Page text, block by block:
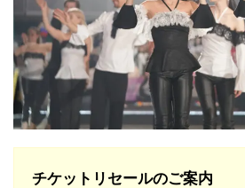
チケットリセールのご案内